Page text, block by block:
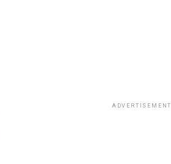
ADVERTISEMENT